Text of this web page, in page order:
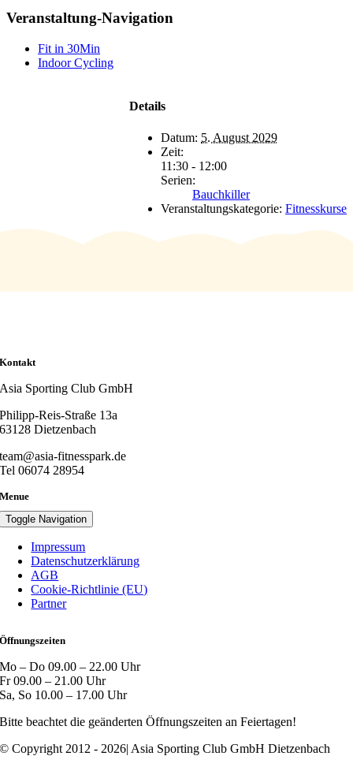
Veranstaltung-Navigation
Fit in 30Min
Indoor Cycling
Details
Datum: 5. August 2029
Zeit:
11:30 - 12:00
Serien:
Bauchkiller
Veranstaltungskategorie: Fitnesskurse
Kontakt
Asia Sporting Club GmbH
Philipp-Reis-Straße 13a
63128 Dietzenbach
team@asia-fitnesspark.de
Tel 06074 28954
Menue
Toggle Navigation
Impressum
Datenschutzerklärung
AGB
Cookie-Richtlinie (EU)
Partner
Öffnungszeiten
Mo – Do 09.00 – 22.00 Uhr
Fr 09.00 – 21.00 Uhr
Sa, So 10.00 – 17.00 Uhr
Bitte beachtet die geänderten Öffnungszeiten an Feiertagen!
© Copyright 2012 - 2026| Asia Sporting Club GmbH Dietzenbach